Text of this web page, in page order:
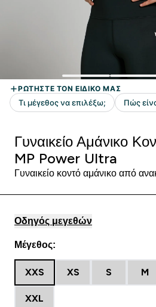
Γυναικείο Αμάνικο
MP Power Ultra
Γυναικείο κοντό αμάνικο από
Οδηγός μεγεθών
Μέγεθος:
XXS XS S M
XXL